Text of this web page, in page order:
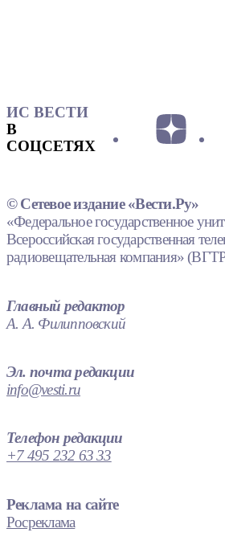
ИС ВЕСТИ
В
СОЦСЕТЯХ
© Сетевое издание «Вести.Ру»
«Федеральное государственное
Всероссийская государственная
радиовещательная компания»
Главный редактор
А. А. Филипповский
Эл. почта редакции
info@vesti.ru
Телефон редакции
+7 495 232 63 33
Реклама на сайте
Росреклама